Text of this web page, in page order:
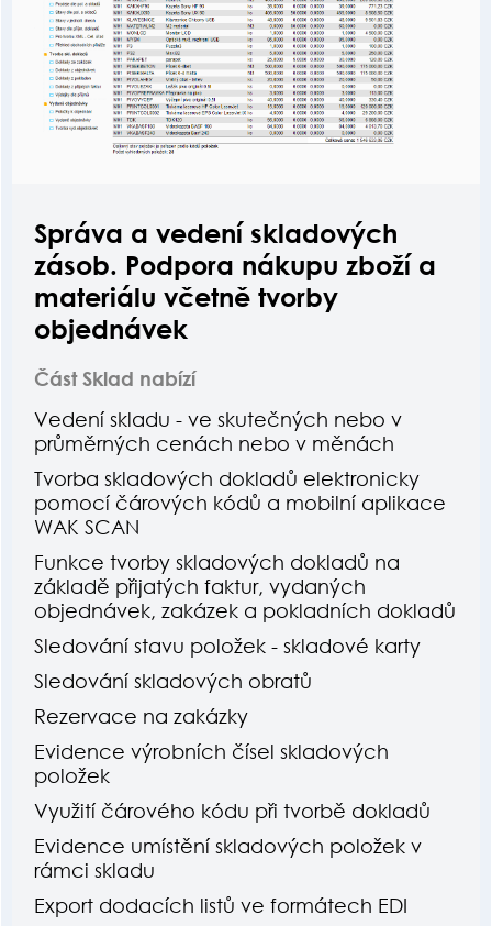
Správa a vedení skladových
zásob. Podpora nákupu zboží a
materiálu včetně tvorby
objednávek
Část Sklad nabízí
Vedení skladu - ve skutečných nebo v
průměrných cenách nebo v měnách
Tvorba skladových dokladů elektronicky
pomocí čárových kódů a mobilní aplikace
WAK SCAN
Funkce tvorby skladových dokladů na
základě přijatých faktur, vydaných
objednávek, zakázek a pokladních dokladů
Sledování stavu položek - skladové karty
Sledování skladových obratů
Rezervace na zakázky
Evidence výrobních čísel skladových
položek
Využití čárového kódu při tvorbě dokladů
Evidence umístění skladových položek v
rámci skladu
Export dodacích listů ve formátech EDI